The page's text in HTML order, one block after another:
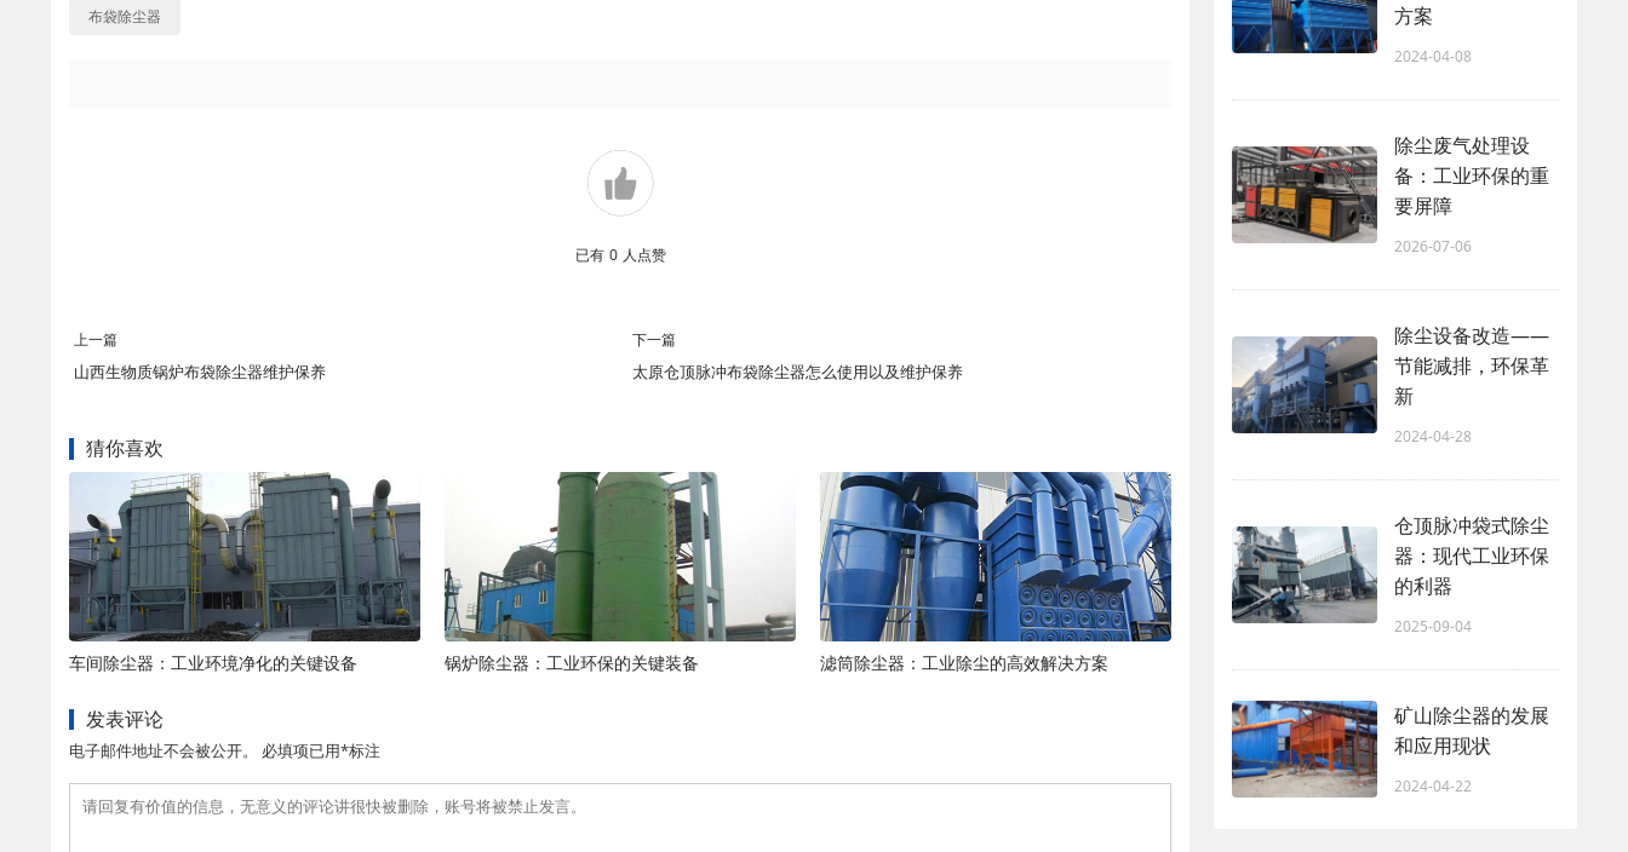
布袋除尘器
已有 0 人点赞
上一篇
山西生物质锅炉布袋除尘器维护保养
下一篇
太原仓顶脉冲布袋除尘器怎么使用以及维护保养
猜你喜欢
车间除尘器：工业环境净化的关键设备 锅炉除尘器：工业环保的关键装备 滤筒除尘器：工业除尘的高效解决方案
发表评论
电子邮件地址不会被公开。 必填项已用*标注
方案
2024-04-08
除尘废气处理设
备：工业环保的重
要屏障
2026-07-06
除尘设备改造——
节能减排，环保革
新
2024-04-28
仓顶脉冲袋式除尘
器：现代工业环保
的利器
2025-09-04
矿山除尘器的发展
和应用现状
2024-04-22